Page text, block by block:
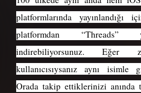
platformlarında yayınlandığı
platformdan “Threads”
indirebiliyorsunuz. Eğer
kullanıcısıysanız aynı isimle
Orada takip ettiklerinizi anında